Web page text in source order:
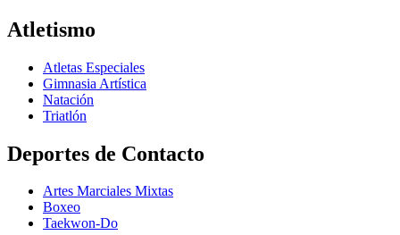
Atletismo
Atletas Especiales
Gimnasia Artística
Natación​
Triatlón​
Deportes de Contacto
Artes Marciales Mixtas
Boxeo
Taekwon-Do